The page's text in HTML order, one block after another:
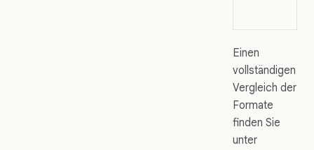
Einen
vollständigen
Vergleich der
Formate
finden Sie
unter